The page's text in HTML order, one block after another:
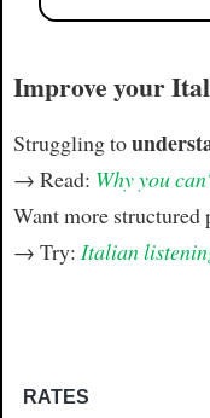
Improve your
Struggling to
→ Read: Why you
Want more structured
→ Try: Italian
RATES